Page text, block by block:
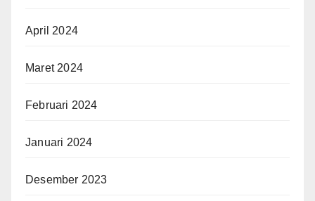
April 2024
Maret 2024
Februari 2024
Januari 2024
Desember 2023